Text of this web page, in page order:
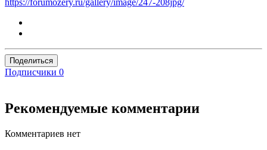
Поделиться
Подписчики 0
Рекомендуемые комментарии
Комментариев нет